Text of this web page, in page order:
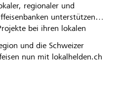
regionaler und
unterstützen
bei ihren lokalen
und die Schweizer
nun mit lokalhelden.ch